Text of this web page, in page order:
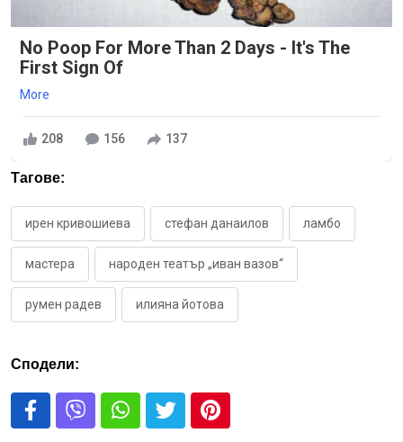
No Poop For More Than 2 Days - It's The
First Sign Of
More
208 156 137
Тагове:
ирен кривошиева стефан данаилов ламбо
мастера народен театър „иван вазов“
румен радев илияна йотова
Сподели: